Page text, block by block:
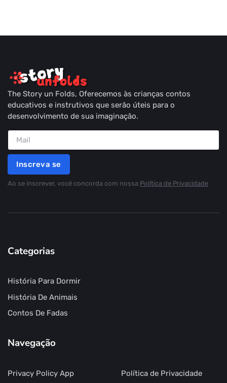
The Story un Folds, Oferecemos às crianças contos
educativos e instrutivos que serão úteis para o
desenvolvimento de sua imaginação.
Inscreva se
Ao se inscrever, você concorda com nossa Política de Privacidade
Categorias
História Para Dormir
História De Animais
Contos De Fadas
Navegação
Privacy Policy App
Política de Privacidade